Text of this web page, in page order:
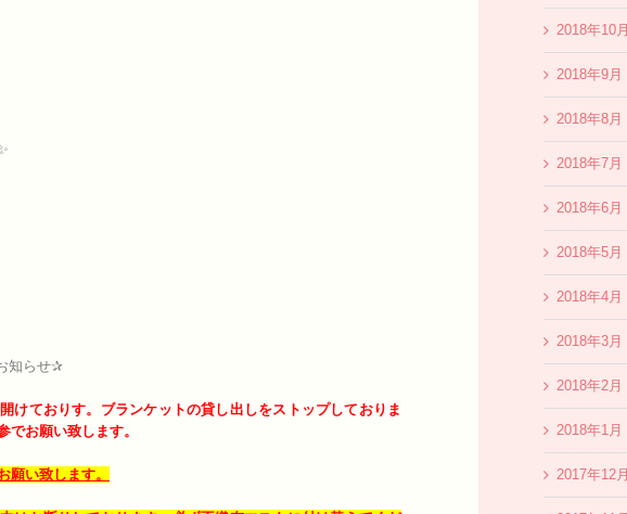
知らせ✰
けておりす。 ブランケットの貸し出しをストップしておりま
でお願い致します。
願い致します。
2018年10月
2018年9月
2018年8月
2018年7月
2018年6月
2018年5月
2018年4月
2018年3月
2018年2月
2018年1月
2017年12月